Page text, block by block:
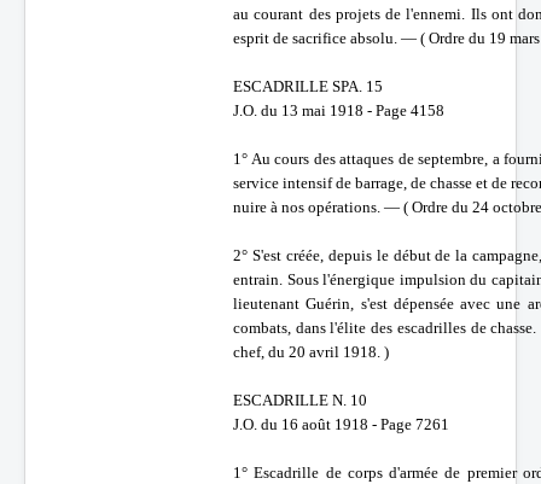
au courant des projets de l'ennemi. Ils ont
esprit de sacrifice absolu. — ( Ordre du 19
ESCADRILLE SPA. 15
J.O. du 13 mai 1918 - Page 4158
1° Au cours des attaques de septembre, a
service intensif de barrage, de chasse et de
nuire à nos opérations. — ( Ordre du 24
2° S'est créée, depuis le début de la
entrain. Sous l'énergique impulsion du
lieutenant Guérin, s'est dépensée avec une
combats, dans l'élite des escadrilles de
chef, du 20 avril 1918. )
ESCADRILLE N. 10
J.O. du 16 août 1918 - Page 7261
1° Escadrille de corps d'armée de premier